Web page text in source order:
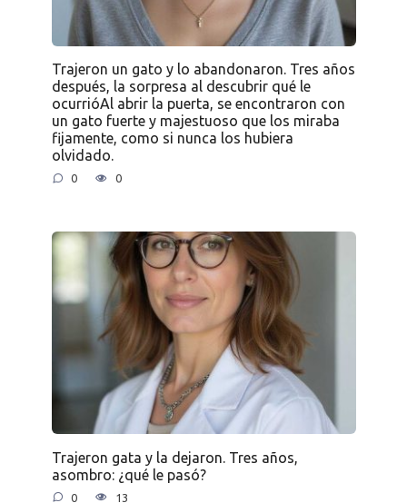
Trajeron un gato y lo abandonaron. Tres años
después, la sorpresa al descubrir qué le
ocurrióAl abrir la puerta, se encontraron con
un gato fuerte y majestuoso que los miraba
fijamente, como si nunca los hubiera
olvidado.
0 0
Trajeron gata y la dejaron. Tres años,
asombro: ¿qué le pasó?
0 13